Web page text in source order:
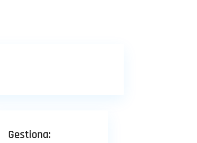
Gestiona: